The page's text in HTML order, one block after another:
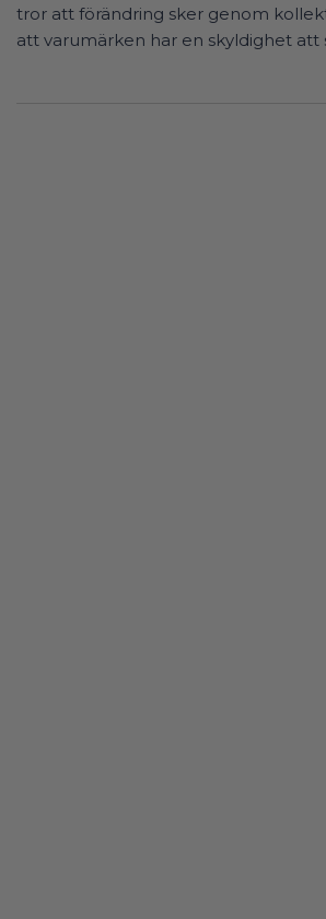
tror att förändring sker genom
att varumärken har en skyldighet att